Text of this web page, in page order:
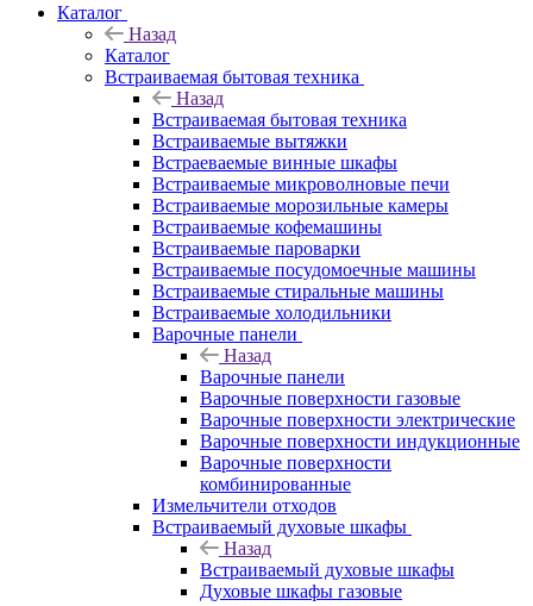
Каталог
Назад
Каталог
Встраиваемая бытовая техника
Назад
Встраиваемая бытовая техника
Встраиваемые вытяжки
Встраеваемые винные шкафы
Встраиваемые микроволновые печи
Встраиваемые морозильные камеры
Встраиваемые кофемашины
Встраиваемые пароварки
Встраиваемые посудомоечные машины
Встраиваемые стиральные машины
Встраиваемые холодильники
Варочные панели
Назад
Варочные панели
Варочные поверхности газовые
Варочные поверхности электрические
Варочные поверхности индукционные
Варочные поверхности
комбинированные
Измельчители отходов
Встраиваемый духовые шкафы
Назад
Встраиваемый духовые шкафы
Духовые шкафы газовые